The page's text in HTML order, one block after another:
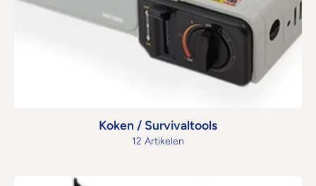
Koken / Survivaltools
12 Artikelen